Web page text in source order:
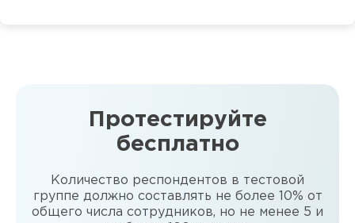
Протестируйте
бесплатно
Количество респондентов в тестовой
группе должно составлять не более 10% от
общего числа сотрудников, но не менее 5 и